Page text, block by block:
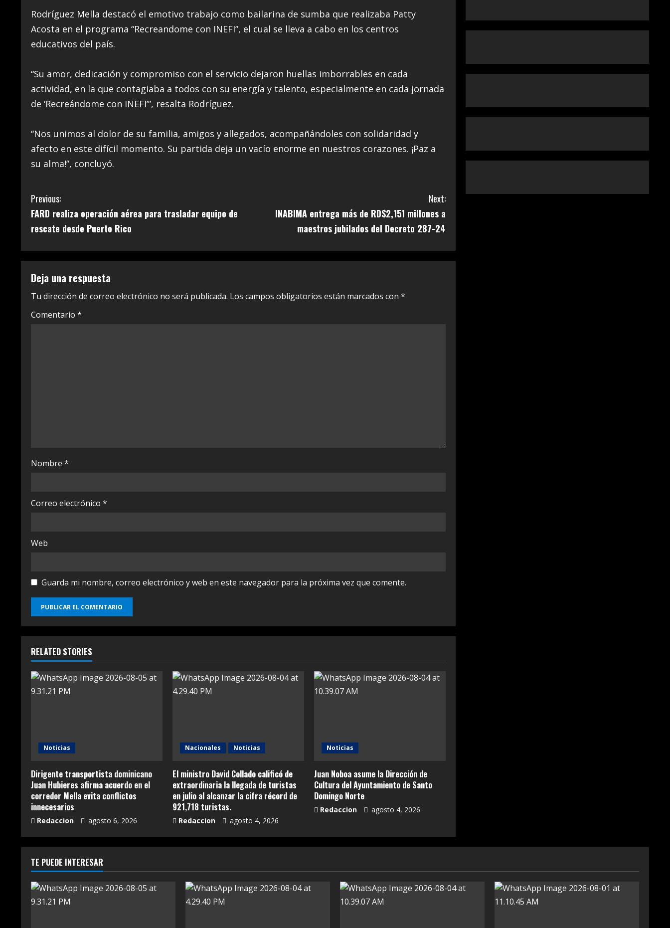
Rodríguez Mella destacó el emotivo trabajo como bailarina de sumba que realizaba Patty
Acosta en el programa “Recreandome con INEFI”, el cual se lleva a cabo en los centros
educativos del país.
“Su amor, dedicación y compromiso con el servicio dejaron huellas imborrables en cada
actividad, en la que contagiaba a todos con su energía y talento, especialmente en cada jornada
de ‘Recreándome con INEFI’”, resalta Rodríguez.
“Nos unimos al dolor de su familia, amigos y allegados, acompañándoles con solidaridad y
afecto en este difícil momento. Su partida deja un vacío enorme en nuestros corazones. ¡Paz a
su alma!”, concluyó.
C
o
t
i
n
n
g
Previous:
FARD realiza operación aérea para trasladar equipo de
rescate desde Puerto Rico
Next:
INABIMA entrega más de RD$2,151 millones a
maestros jubilados del Decreto 287-24
Deja una respuesta
Tu dirección de correo electrónico no será publicada. Los campos obligatorios están marcados con *
Comentario *
Nombre *
Correo electrónico *
Web
Guarda mi nombre, correo electrónico y web en este navegador para la próxima vez que comente.
RELATED STORIES
Noticias
Dirigente transportista dominicano
Juan Hubieres afirma acuerdo en el
corredor Mella evita conflictos
innecesarios
Redaccion agosto 6, 2026
Nacionales Noticias
El ministro David Collado calificó de
extraordinaria la llegada de turistas
en julio al alcanzar la cifra récord de
921,718 turistas.
Redaccion agosto 4, 2026
Noticias
Juan Noboa asume la Dirección de
Cultura del Ayuntamiento de Santo
Domingo Norte
Redaccion agosto 4, 2026
TE PUEDE INTERESAR